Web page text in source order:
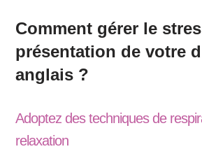
Comment gérer le
présentation de votre
anglais ?
Adoptez des techniques de
relaxation